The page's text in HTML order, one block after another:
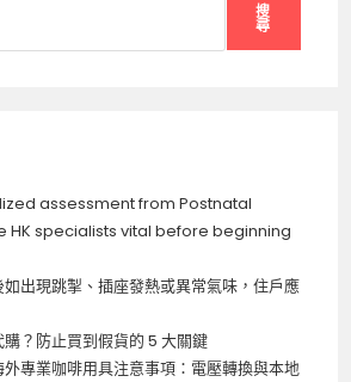
搜
尋
assessment from Postnatal
HK specialists vital before beginning
出現跳掣、插座發熱或異常氣味，住戶應
？防止買到假貨的 5 大關鍵
外專業咖啡用具注意事項：電壓轉換與本地